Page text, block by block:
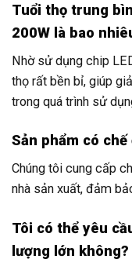
Tuổi thọ trung
200W là bao
Nhờ sử dụng chip
thọ rất bền bỉ, giúp
trong quá trình sử
Sản phẩm có
Chúng tôi cung cấp
nhà sản xuất, đảm
Tôi có thể yêu
lượng lớn không?